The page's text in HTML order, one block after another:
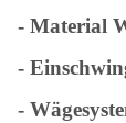
- Material
-
-